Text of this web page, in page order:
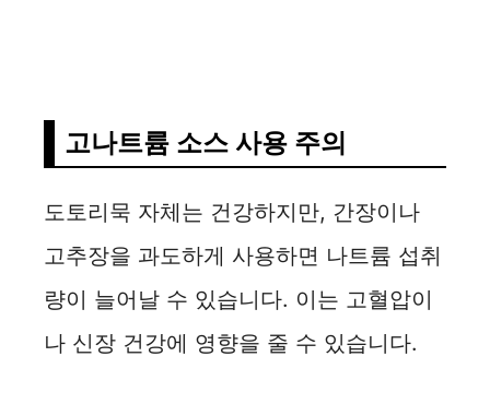
고나트륨 소스 사용 주의
도토리묵 자체는 건강하지만, 간장이나
고추장을 과도하게 사용하면 나트륨 섭취
량이 늘어날 수 있습니다. 이는 고혈압이
나 신장 건강에 영향을 줄 수 있습니다.